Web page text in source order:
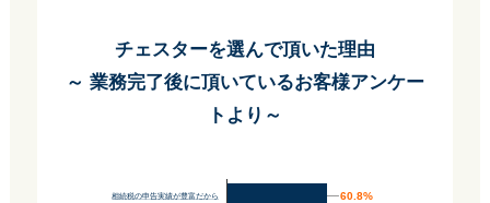
チェスターを選んで頂いた理由
～ 業務完了後に頂いているお客様アンケー
トより～
相続税の申告実績が豊富だから 60.8%
60.8%